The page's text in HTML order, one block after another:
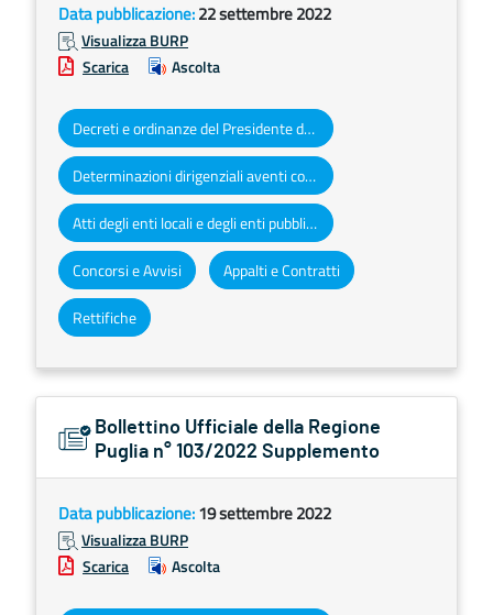
Data pubblicazione:22 settembre 2022
Visualizza BURP
Scarica
Ascolta
Decreti e ordinanze del Presidente della Giunta regionale
Determinazioni dirigenziali aventi contenuto di interesse generale
Atti degli enti locali e degli enti pubblici e privati
Concorsi e Avvisi Appalti e Contratti
Rettifiche
Bollettino Ufficiale della Regione
Puglia n° 103/2022 Supplemento
Data pubblicazione:19 settembre 2022
Visualizza BURP
Scarica
Ascolta